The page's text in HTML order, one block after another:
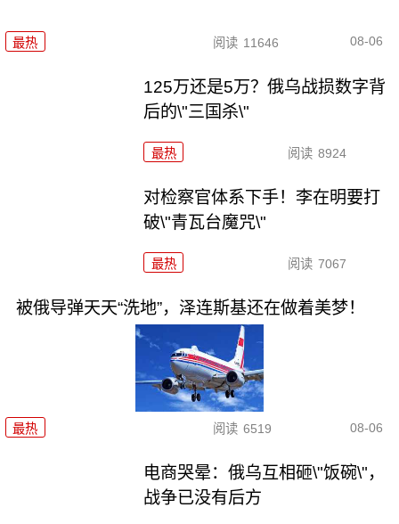
最热 阅读 11646 08-06
125万还是5万？俄乌战损数字背
后的\"三国杀\"
最热 阅读 8924
对检察官体系下手！李在明要打
破\"青瓦台魔咒\"
最热 阅读 7067
被俄导弹天天“洗地”，泽连斯基还在做着美梦！
最热 阅读 6519 08-06
电商哭晕：俄乌互相砸\"饭碗\"，
战争已没有后方